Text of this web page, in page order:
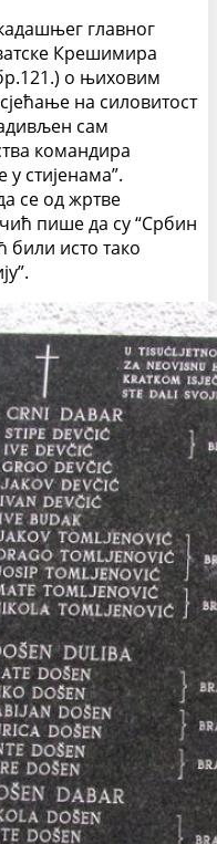
главног
Крешимира
о њиховим
на силовитост
сам
командира
стијенама”.
се од жртве
пише да су “Србин
исто тако